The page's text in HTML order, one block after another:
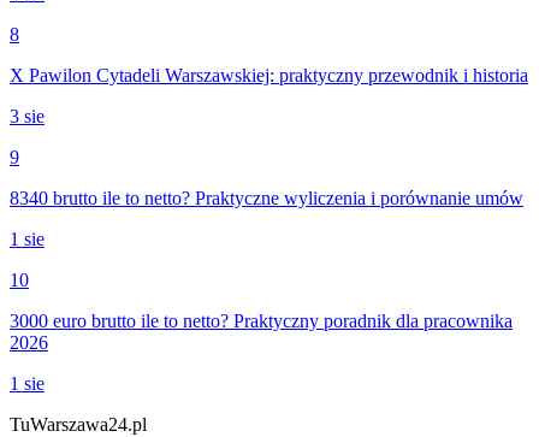
8
X Pawilon Cytadeli Warszawskiej: praktyczny przewodnik i historia
3 sie
9
8340 brutto ile to netto? Praktyczne wyliczenia i porównanie umów
1 sie
10
3000 euro brutto ile to netto? Praktyczny poradnik dla pracownika
2026
1 sie
TuWarszawa24.pl